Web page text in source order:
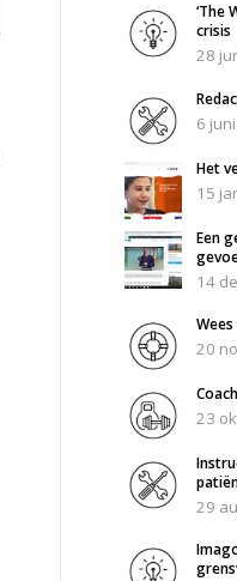
‘The
crisis
28
6
Het
15
Een
14
20
23
29